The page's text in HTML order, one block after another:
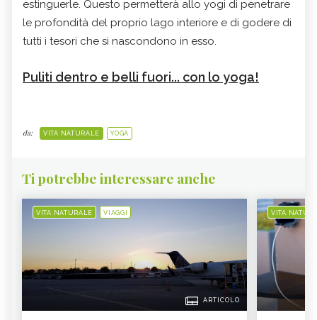
estinguerle. Questo permetterà allo yogi di penetrare
le profondità del proprio lago interiore e di godere di
tutti i tesori che si nascondono in esso.
Puliti dentro e belli fuori... con lo yoga!
da: VITA NATURALE YOGA
Ti potrebbe interessare anche
VITA NATURALE VIAGGI
ARTICOLO
VITA